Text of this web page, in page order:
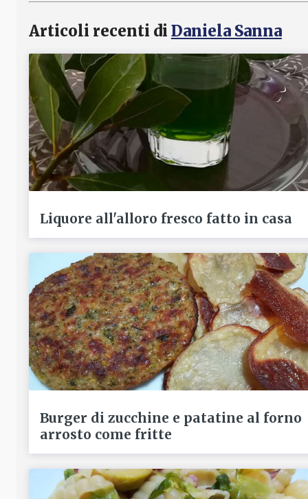
Articoli recenti di Daniela Sanna
Liquore all'alloro fresco fatto in casa
Burger di zucchine e patatine al forno
arrosto come fritte